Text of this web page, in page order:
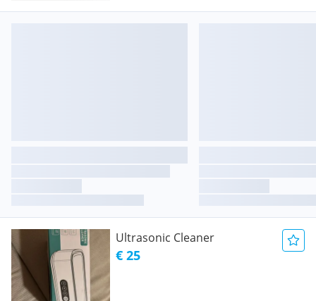
Ultrasonic Cleaner
€ 25